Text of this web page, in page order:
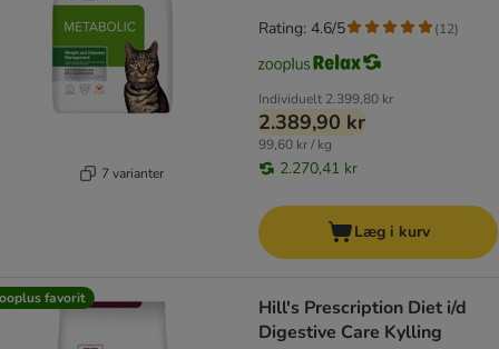
7 varianter
Individuelt 2.399,80 kr
2.389,90 kr
99,60 kr / kg
2.270,41 kr
Rating: 4.6/5 (12)
Læg i kurv
favorit
Hill's Prescription Diet i/d
Digestive Care Kylling